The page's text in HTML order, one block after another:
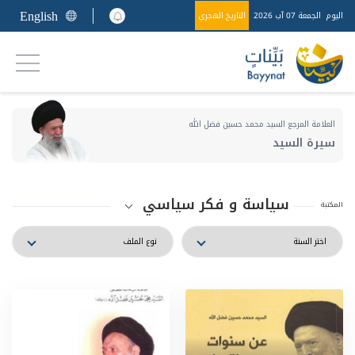
اليوم الجمعة 07 آب 2026 التاريخ الهجري English
العلامة المرجع السيد محمد حسين فضل الله
سيرة السيد
المكتبة سياسة و فكر سياسي